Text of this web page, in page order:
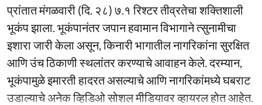
प्रांतात मंगळवारी (दि. २८) ७.१ रिश्टर तीव्रतेचा शक्तिशाली
भूकंप झाला. भूकंपानंतर जपान हवामान विभागाने त्सुनामीचा
इशारा जारी केला असून, किनारी भागातील नागरिकांना सुरक्षित
आणि उंच ठिकाणी स्थलांतर करण्याचे आवाहन केले. दरम्यान,
भूकंपामुळे इमारती हादरत असल्याचे आणि नागरिकांमध्ये घबराट
उडाल्याचे अनेक व्हिडिओ सोशल मीडियावर व्हायरल होत आहेत.